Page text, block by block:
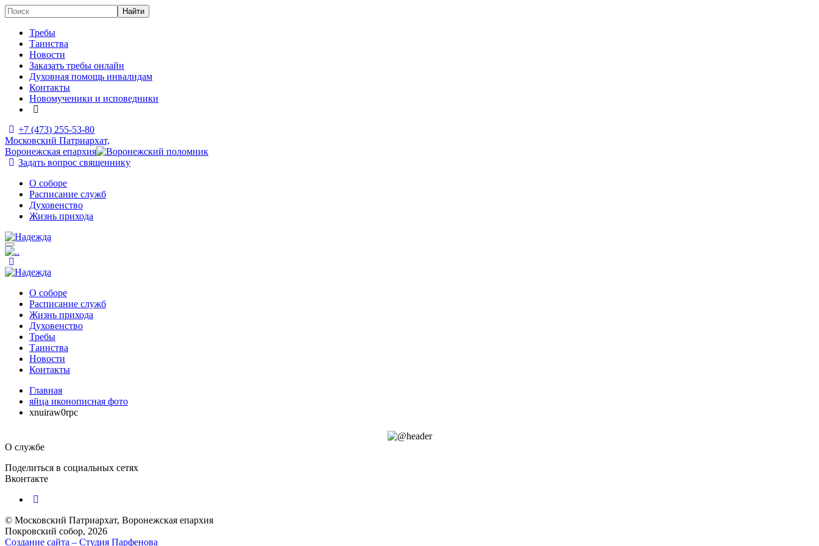
Требы
Таинства
Новости
Заказать требы онлайн
Духовная помощь инвалидам
Контакты
Новомученики и исповедники
+7 (473) 255-53-80
Московский Патриархат,
Воронежская епархия
Задать вопрос священнику
О соборе
Расписание служб
Духовенство
Жизнь прихода
О соборе
Расписание служб
Жизнь прихода
Духовенство
Требы
Таинства
Новости
Контакты
Главная
яйца иконописная фото
xnuiraw0rpc
О службе
Поделиться в социальных сетях
Вконтакте
© Московский Патриархат, Воронежcкая епархия
Покровский собор, 2026
Создание сайта – Cтудия Парфенова